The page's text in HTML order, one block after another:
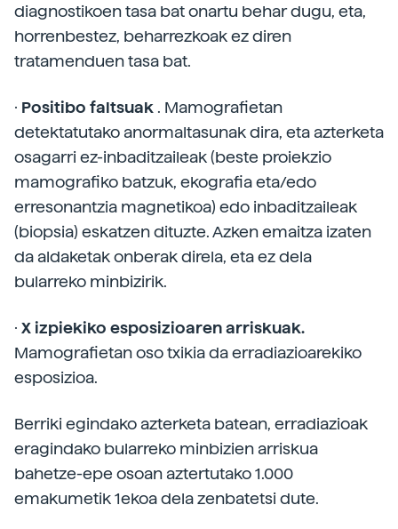
diagnostikoen tasa bat onartu behar dugu, eta,
horrenbestez, beharrezkoak ez diren
tratamenduen tasa bat.
· Positibo faltsuak . Mamografietan
detektatutako anormaltasunak dira, eta azterketa
osagarri ez-inbaditzaileak (beste proiekzio
mamografiko batzuk, ekografia eta/edo
erresonantzia magnetikoa) edo inbaditzaileak
(biopsia) eskatzen dituzte. Azken emaitza izaten
da aldaketak onberak direla, eta ez dela
bularreko minbizirik.
· X izpiekiko esposizioaren arriskuak.
Mamografietan oso txikia da erradiazioarekiko
esposizioa.
Berriki egindako azterketa batean, erradiazioak
eragindako bularreko minbizien arriskua
bahetze-epe osoan aztertutako 1.000
emakumetik 1ekoa dela zenbatetsi dute.